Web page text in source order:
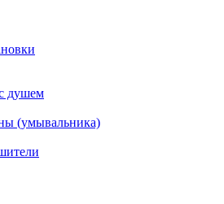
душем
(умывальника)